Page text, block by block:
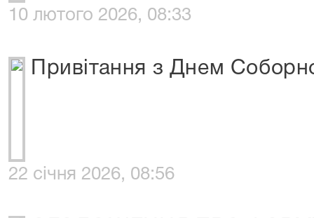
10 лютого 2026, 08:33
Привітання з Днем
22 січня 2026, 08:56